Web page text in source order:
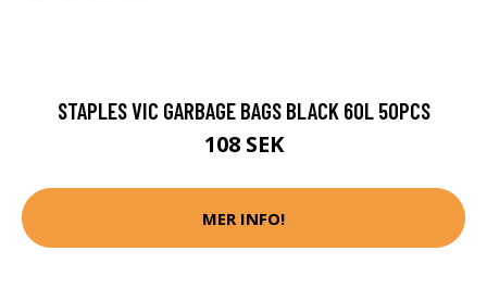
STAPLES VIC GARBAGE BAGS BLACK 60L 50PCS
108 SEK
MER INFO!